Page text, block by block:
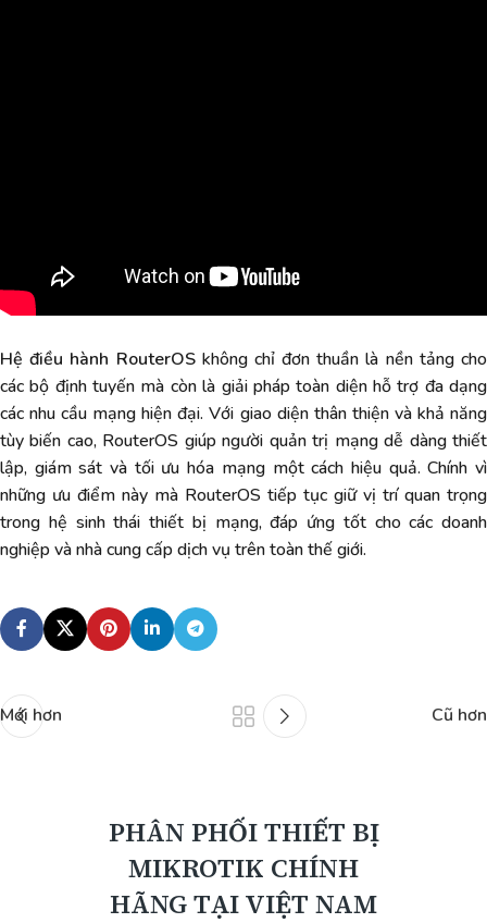
Hệ điều hành RouterOSkhông chỉ đơn thuần là nền tảng cho
các bộ định tuyến mà còn là giải pháp toàn diện hỗ trợ đa dạng
các nhu cầu mạng hiện đại. Với giao diện thân thiện và khả năng
tùy biến cao, RouterOS giúp người quản trị mạng dễ dàng thiết
lập, giám sát và tối ưu hóa mạng một cách hiệu quả. Chính vì
những ưu điểm này mà RouterOS tiếp tục giữ vị trí quan trọng
trong hệ sinh thái thiết bị mạng, đáp ứng tốt cho các doanh
nghiệp và nhà cung cấp dịch vụ trên toàn thế giới.
Mới hơn Cũ hơn
PHÂN PHỐI THIẾT BỊ
MIKROTIK CHÍNH
HÃNG TẠI VIỆT NAM